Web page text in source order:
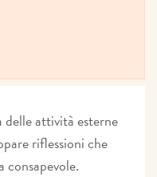
attività esterne
riflessioni che
consapevole.